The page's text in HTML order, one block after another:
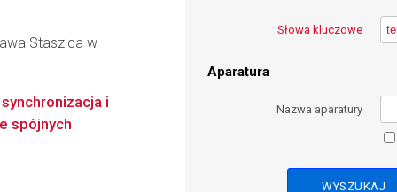
Słowa kluczowe
Aparatura
Nazwa aparatury
Staszica w
i
spójnych